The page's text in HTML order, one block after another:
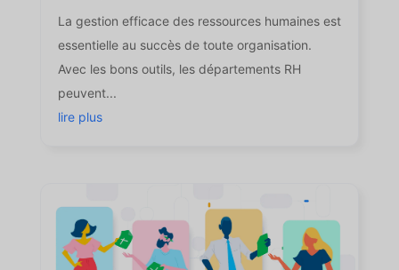
La gestion efficace des ressources humaines est
essentielle au succès de toute organisation.
Avec les bons outils, les départements RH
peuvent...
lire plus